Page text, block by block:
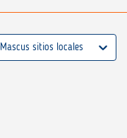
Mascus sitios locales